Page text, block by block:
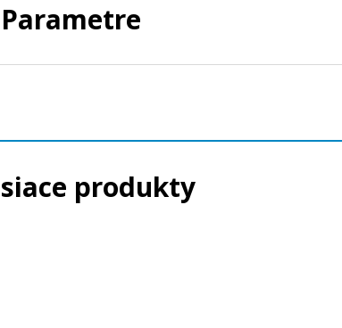
Parametre
produkty